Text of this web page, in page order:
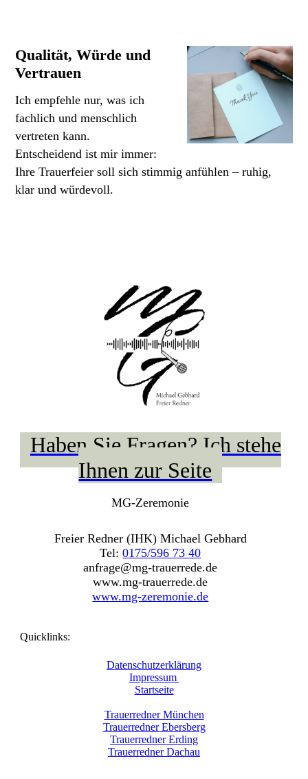
Qualität, Würde und
Vertrauen
Ich empfehle nur, was ich
fachlich und menschlich
vertreten kann.
Entscheidend ist mir immer:
Ihre Trauerfeier soll sich stimmig anfühlen – ruhig,
klar und würdevoll.
Haben Sie Fragen? Ich stehe
Ihnen zur Seite
MG-Zeremonie
Freier Redner (IHK) Michael Gebhard
Tel:0175/596 73 40
anfrage@mg-trauerrede.de
www.mg-trauerrede.de
www.mg-zeremonie.de
Quicklinks:
Datenschutzerklärung
Impressum
Startseite
Trauerredner München
Trauerredner Ebersberg
Trauerredner Erding
Trauerredner Dachau